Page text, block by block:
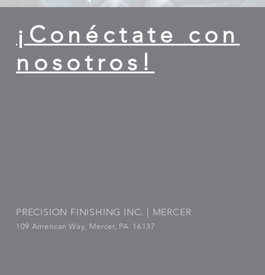
¡Conéctate con
nosotros!
PRECISION FINISHING INC. | MERCER
109 American Way, Mercer, PA 16137